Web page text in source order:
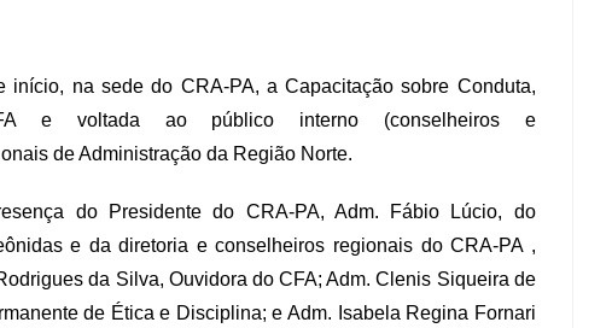
início, na sede do CRA-PA, a Capacitação sobre Conduta,
e voltada ao público interno (conselheiros e
de Administração da Região Norte.
do Presidente do CRA-PA, Adm. Fábio Lúcio, do
e da diretoria e conselheiros regionais do CRA-PA ,
da Silva, Ouvidora do CFA; Adm. Clenis Siqueira de
de Ética e Disciplina; e Adm. Isabela Regina Fornari